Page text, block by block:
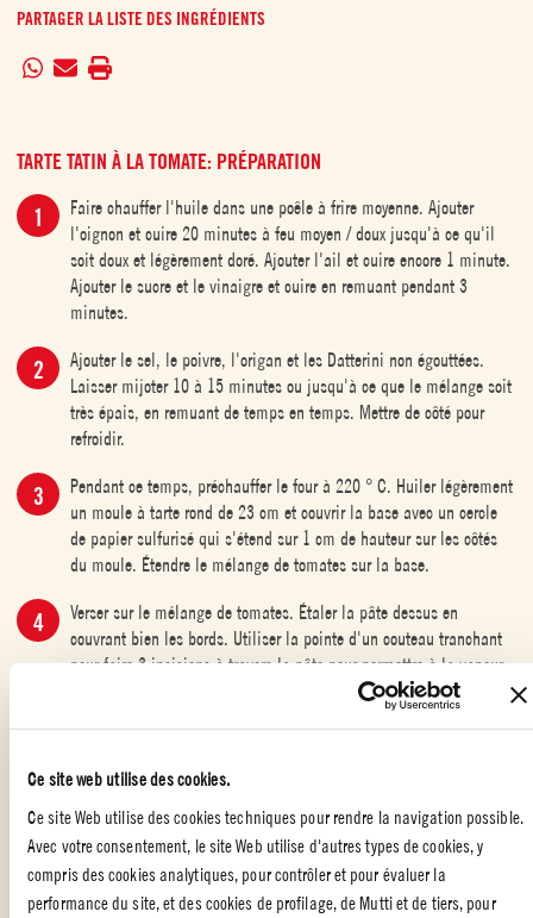
Ce site web utilise des cookies.
Ce site Web utilise des cookies techniques pour rendre la navigation possible.
Avec votre consentement, le site Web utilise d'autres types de cookies, y
compris des cookies analytiques, pour contrôler et pour évaluer la
performance du site, et des cookies de profilage, de Mutti et de tiers, pour
PARTAGER LA LISTE DES INGRÉDIENTS
TARTE TATIN À LA TOMATE: PRÉPARATION
Faire chauffer l'huile dans une poêle à frire moyenne. Ajouter
l'oignon et cuire 20 minutes à feu moyen / doux jusqu'à ce qu'il
soit doux et légèrement doré. Ajouter l'ail et cuire encore 1 minute.
Ajouter le sucre et le vinaigre et cuire en remuant pendant 3
minutes.
Ajouter le sel, le poivre, l'origan et les Datterini non égouttées.
Laisser mijoter 10 à 15 minutes ou jusqu'à ce que le mélange soit
très épais, en remuant de temps en temps. Mettre de côté pour
refroidir.
Pendant ce temps, préchauffer le four à 220 ° C. Huiler légèrement
un moule à tarte rond de 23 cm et couvrir la base avec un cercle
de papier sulfurisé qui s'étend sur 1 cm de hauteur sur les côtés
du moule. Étendre le mélange de tomates sur la base.
Verser sur le mélange de tomates. Étaler la pâte dessus en
couvrant bien les bords. Utiliser la pointe d'un couteau tranchant
pour faire 3 incisions à travers la pâte pour permettre à la vapeur
de s'échapper. Cuire sur une grille du four supérieur pendant 20
plateau. Retourner et enlever le moule. Couvrir de feuilles d’origan
et de feta et de chèvre.